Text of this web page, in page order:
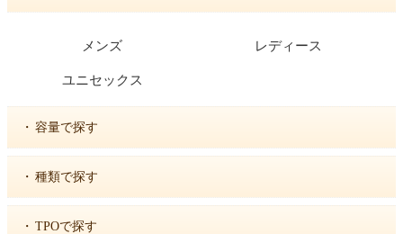
メンズ レディース
ユニセックス
・ 容量で探す
・ 種類で探す
・ TPOで探す